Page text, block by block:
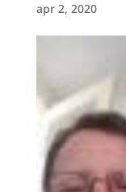
apr 2, 2020